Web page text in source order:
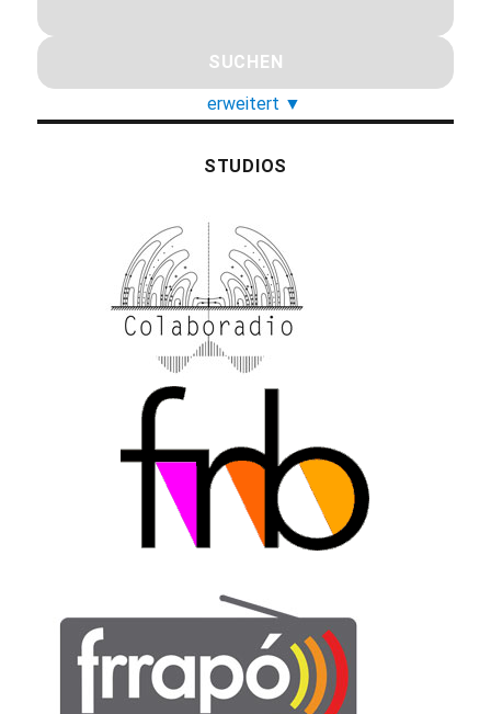
erweitert ▼
STUDIOS